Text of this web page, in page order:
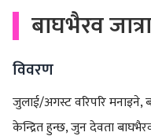
बाघभैरव जात्रा
विवरण
जुलाई/अगस्ट वरिपरि मनाइने,
केन्द्रित हुन्छ, जुन देवता